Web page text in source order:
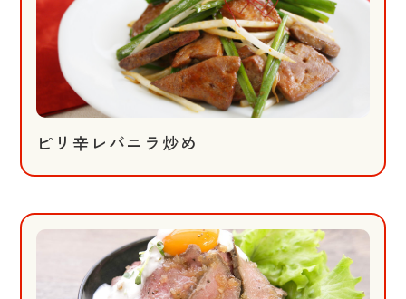
ピリ辛レバニラ炒め